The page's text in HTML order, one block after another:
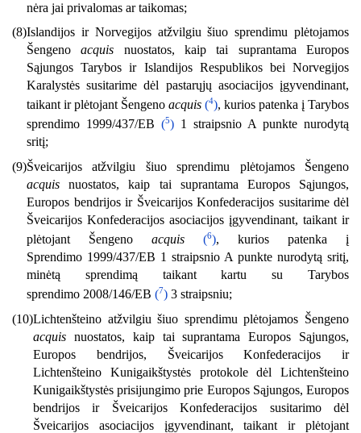
nėra jai privalomas ar taikomas;
(8)Islandijos ir Norvegijos atžvilgiu šiuo sprendimu plėtojamos
Šengenoacquis nuostatos, kaip tai suprantama Europos
Sąjungos Tarybos ir Islandijos Respublikos bei Norvegijos
Karalystės susitarime dėl pastarųjų asociacijos įgyvendinant,
taikant ir plėtojant Šengeno acquis (4), kurios patenka į Tarybos
sprendimo 1999/437/EB (5) 1 straipsnio A punkte nurodytą
sritį;
(9)Šveicarijos atžvilgiu šiuo sprendimu plėtojamos Šengeno
acquis nuostatos, kaip tai suprantama Europos Sąjungos,
Europos bendrijos ir Šveicarijos Konfederacijos susitarime dėl
Šveicarijos Konfederacijos asociacijos įgyvendinant, taikant ir
plėtojant Šengeno acquis (6), kurios patenka į
Sprendimo 1999/437/EB 1 straipsnio A punkte nurodytą sritį,
minėtą sprendimą taikant kartu su Tarybos
sprendimo 2008/146/EB (7) 3 straipsniu;
(10)Lichtenšteino atžvilgiu šiuo sprendimu plėtojamos Šengeno
acquis nuostatos, kaip tai suprantama Europos Sąjungos,
Europos bendrijos, Šveicarijos Konfederacijos ir
Lichtenšteino Kunigaikštystės protokole dėl Lichtenšteino
Kunigaikštystės prisijungimo prie Europos Sąjungos, Europos
bendrijos ir Šveicarijos Konfederacijos susitarimo dėl
Šveicarijos asociacijos įgyvendinant, taikant ir plėtojant